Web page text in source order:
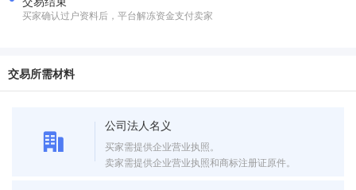
买家确认过户资料后，平台解冻资金支付卖家
交易所需材料
公司法人名义
买家需提供企业营业执照。
卖家需提供企业营业执照和商标注册证原件。